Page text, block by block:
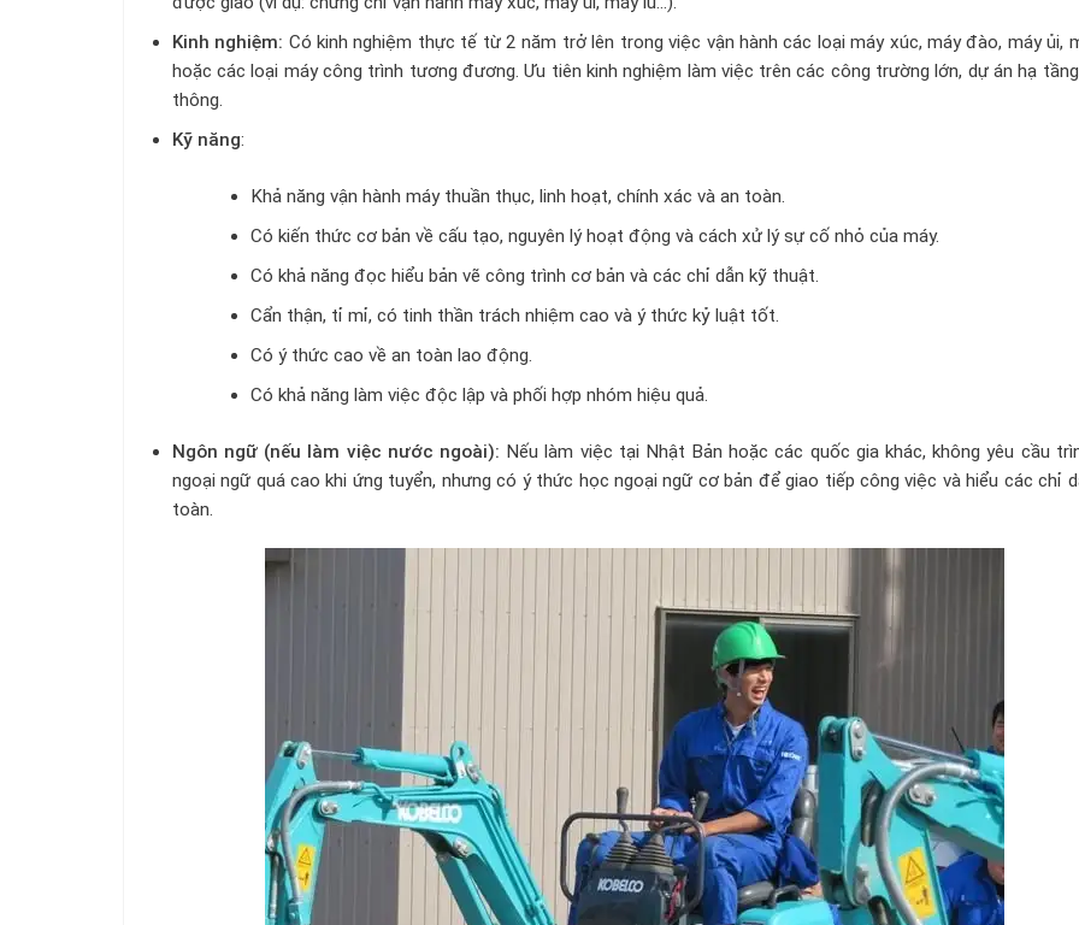
Kinh nghiệm: Có kinh nghiệm thực tế từ 2 năm trở lên trong việc vận hành các loại máy xúc, máy đào, máy ủi,
hoặc các loại máy công trình tương đương. Ưu tiên kinh nghiệm làm việc trên các công trường lớn, dự án hạ
thông.
Kỹ năng:
Khả năng vận hành máy thuần thục, linh hoạt, chính xác và an toàn.
Có kiến thức cơ bản về cấu tạo, nguyên lý hoạt động và cách xử lý sự cố nhỏ của máy.
Có khả năng đọc hiểu bản vẽ công trình cơ bản và các chỉ dẫn kỹ thuật.
Cẩn thận, tỉ mỉ, có tinh thần trách nhiệm cao và ý thức kỷ luật tốt.
Có ý thức cao về an toàn lao động.
Có khả năng làm việc độc lập và phối hợp nhóm hiệu quả.
Ngôn ngữ (nếu làm việc nước ngoài): Nếu làm việc tại Nhật Bản hoặc các quốc gia khác, không yêu cầu
ngoại ngữ quá cao khi ứng tuyển, nhưng có ý thức học ngoại ngữ cơ bản để giao tiếp công việc và hiểu các chỉ
toàn.